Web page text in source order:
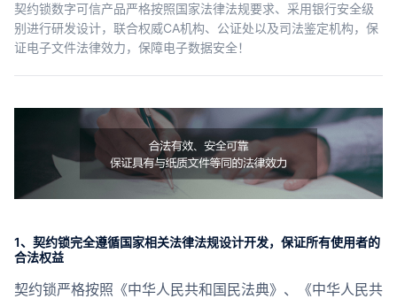
数字存档
安全合规
全国
合作
我们
契约锁数字可信产品严格按照国家法律法规要求、采用银行安全级
别进行研发设计，联合权威CA机构、公证处以及司法鉴定机构，保
证电子文件法律效力，保障电子数据安全！
1、契约锁完全遵循国家相关法律法规设计开发，保证所有使用者的
合法权益
契约锁严格按照《中华人民共和国民法典》、《中华人民共